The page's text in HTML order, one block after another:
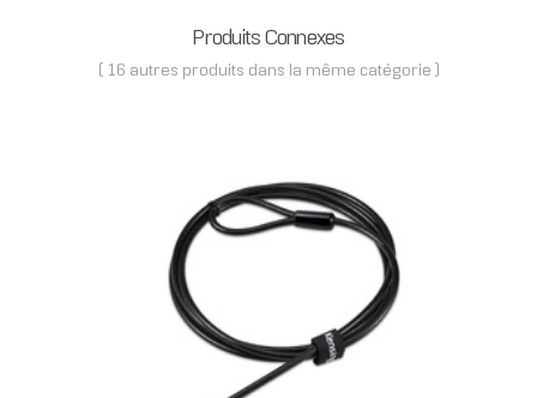
Produits Connexes
( 16 autres produits dans la même catégorie )